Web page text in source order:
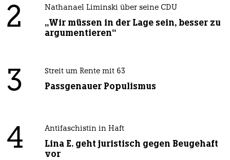
2 Nathanael Liminski über seine CDU
„Wir müssen in der Lage sein, besser zu
argumentieren“
3 Streit um Rente mit 63
Passgenauer Populismus
4 Antifaschistin in Haft
Lina E. geht juristisch gegen Beugehaft
vor